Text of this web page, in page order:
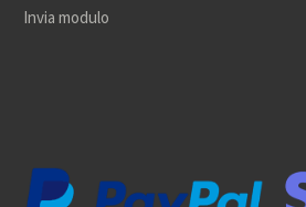
Invia modulo